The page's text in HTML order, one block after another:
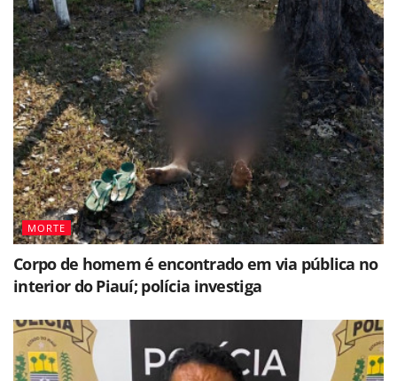
MORTE
Corpo de homem é encontrado em via pública no
interior do Piauí; polícia investiga